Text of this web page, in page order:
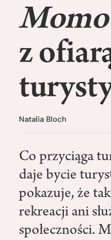
Momo
z
Natalia Bloch
Co przyciąga
daje bycie
pokazuje, że
rekreacji ani
społeczności.